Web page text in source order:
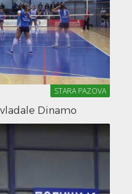
STARA PAZOVA
Dinamo